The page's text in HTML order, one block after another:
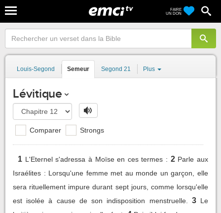
FAIRE
UN DON
Louis-Segond Semeur Segond 21 Plus
Lévitique
Comparer Strongs
1 L'Eternel s'adressa à Moïse en ces termes : 2 Parle aux
Israélites : Lorsqu'une femme met au monde un garçon, elle
sera rituellement impure durant sept jours, comme lorsqu'elle
est isolée à cause de son indisposition menstruelle.
3 Le